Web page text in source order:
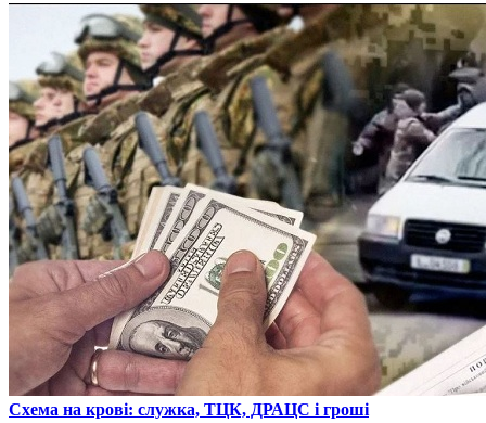
​Схема на крові: служка, ТЦК, ДРАЦС і гроші